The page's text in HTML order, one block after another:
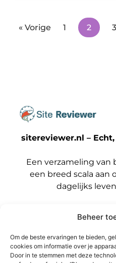
Beheer
Om de beste ervaringen te bieden,
cookies om informatie over je
Door in te stemmen met deze
« Vorige 1 2 3
sitereviewer.nl –
Een verzameling van
een breed scala
dagelijks
Bericht categorie